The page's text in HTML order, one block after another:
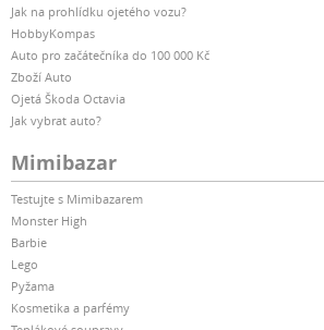
Jak na prohlídku ojetého vozu?
HobbyKompas
Auto pro začátečníka do 100 000 Kč
Zboží Auto
Ojetá Škoda Octavia
Jak vybrat auto?
Mimibazar
Testujte s Mimibazarem
Monster High
Barbie
Lego
Pyžama
Kosmetika a parfémy